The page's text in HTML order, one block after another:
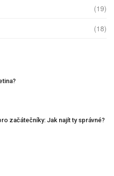
(19)
(18)
začátečníky: Jak najít ty správné?